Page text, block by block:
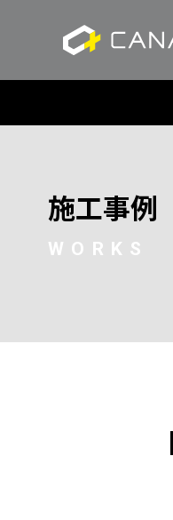
施工事例
WORKS